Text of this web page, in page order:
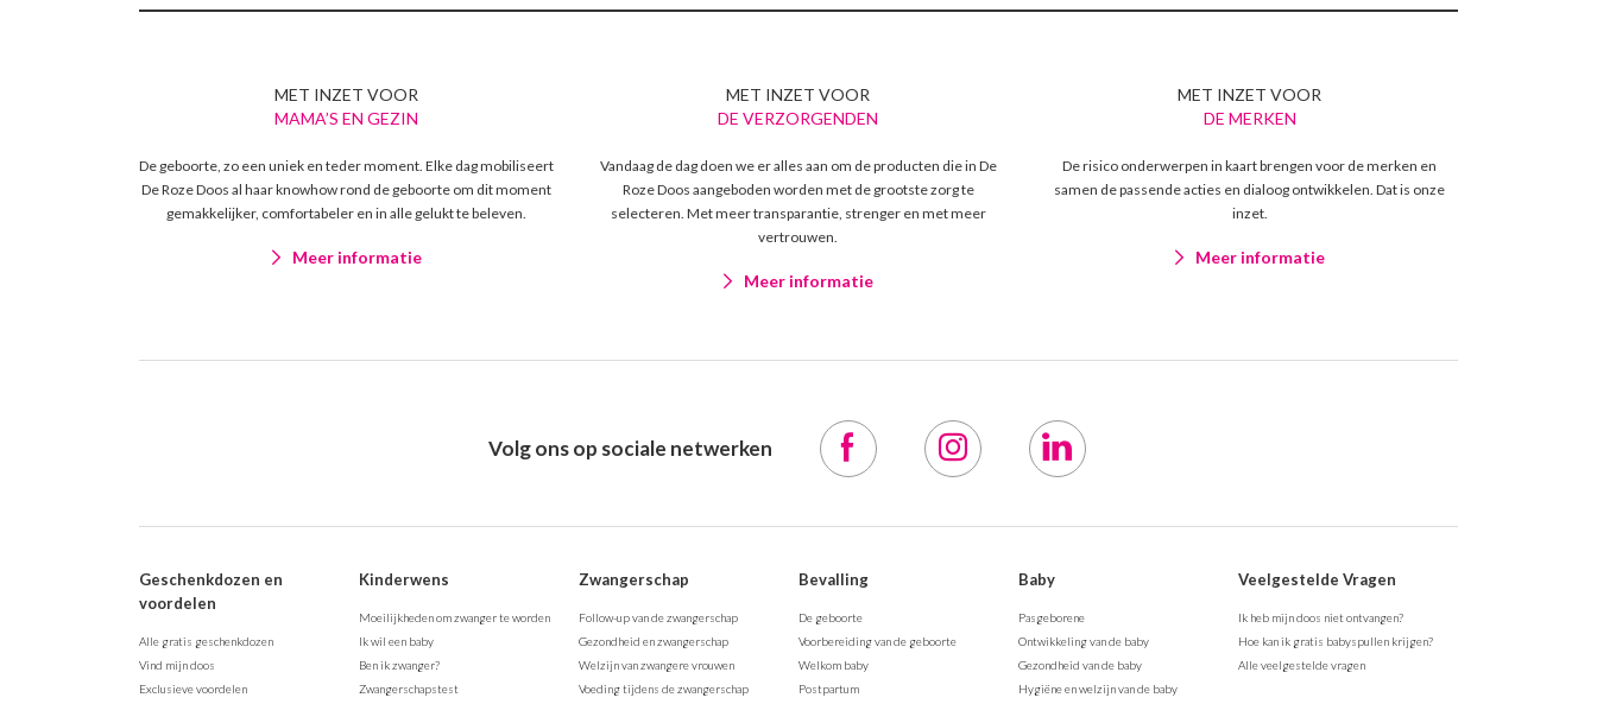
MET INZET VOOR
MAMA’S EN GEZIN
De geboorte, zo een uniek en teder moment. Elke dag mobiliseert
De Roze Doos al haar knowhow rond de geboorte om dit moment
gemakkelijker, comfortabeler en in alle gelukt te beleven.
Meer informatie
MET INZET VOOR
DE VERZORGENDEN
Vandaag de dag doen we er alles aan om de producten die in De
Roze Doos aangeboden worden met de grootste zorg te
selecteren. Met meer transparantie, strenger en met meer
vertrouwen.
Meer informatie
MET INZET VOOR
DE MERKEN
De risico onderwerpen in kaart brengen voor de merken en
samen de passende acties en dialoog ontwikkelen. Dat is onze
inzet.
Meer informatie
Volg ons op sociale netwerken
Geschenkdozen en
voordelen
Alle gratis geschenkdozen
Vind mijn doos
Exclusieve voordelen
Kinderwens
Moeilijkheden om zwanger te worden
Ik wil een baby
Ben ik zwanger?
Zwangerschapstest
Zwangerschap
Follow-up van de zwangerschap
Gezondheid en zwangerschap
Welzijn van zwangere vrouwen
Voeding tijdens de zwangerschap
Bevalling
De geboorte
Voorbereiding van de geboorte
Welkom baby
Postpartum
Baby
Pasgeborene
Ontwikkeling van de baby
Gezondheid van de baby
Hygiëne en welzijn van de baby
Veelgestelde Vragen
Ik heb mijn doos niet ontvangen?
Hoe kan ik gratis babyspullen krijgen?
Alle veelgestelde vragen